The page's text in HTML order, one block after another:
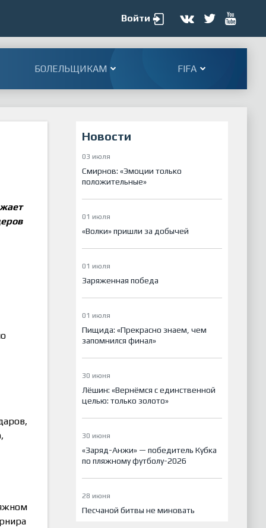
Войти
БОЛЕЛЬЩИКАМ FIFA
Новости
03 июля
Смирнов: «Эмоции только
положительные»
01 июля
«Волки» пришли за добычей
01 июля
Заряженная победа
01 июля
Пищида: «Прекрасно знаем, чем
запомнился финал»
30 июня
Лёшин: «Вернёмся с единственной
целью: только золото»
30 июня
«Заряд-Анжи» — победитель Кубка
по пляжному футболу-2026
28 июня
Песчаной битвы не миновать